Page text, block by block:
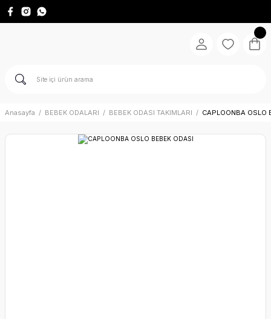
Anasayfa BEBEK ODALARI BEBEK ODASI TAKIMLARI CAPLOONBA OSLO